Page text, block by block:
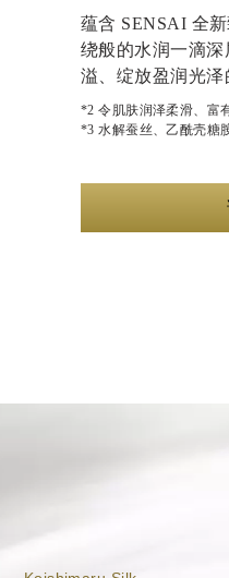
蕴含 SENSAI 全
绕般的水润一滴
溢、绽放盈润光泽
*2 令肌肤润泽柔滑、富
*3 水解蚕丝、乙酰壳糖